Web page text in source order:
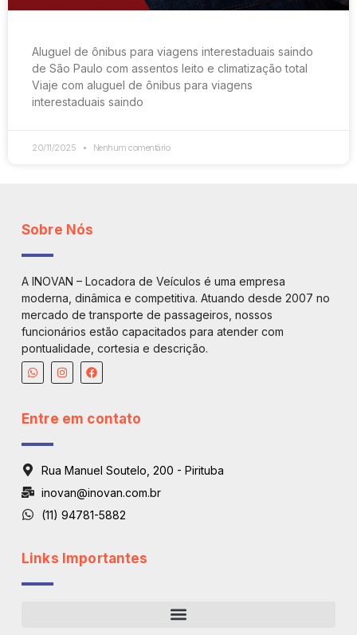
Aluguel de ônibus para viagens interestaduais saindo
de São Paulo com assentos leito e climatização total
Viaje com aluguel de ônibus para viagens
interestaduais saindo
20/11/2025 Nenhum comentário
Sobre Nós
A INOVAN – Locadora de Veículos é uma empresa
moderna, dinâmica e competitiva. Atuando desde 2007 no
mercado de transporte de passageiros, nossos
funcionários estão capacitados para atender com
pontualidade, cortesia e descrição.
Entre em contato
Rua Manuel Soutelo, 200 - Pirituba
inovan@inovan.com.br
(11) 94781-5882
Links Importantes